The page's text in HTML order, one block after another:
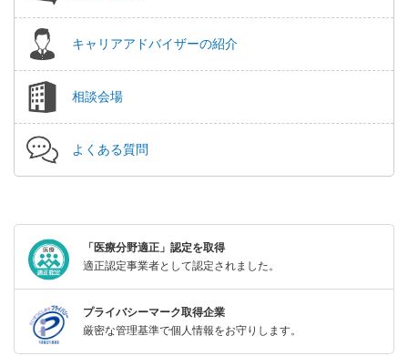
キャリアアドバイザーの紹介
相談会場
よくある質問
「医療分野適正」認定を取得
適正認定事業者として認定されました。
プライバシーマーク取得企業
厳密な管理基準で個人情報をお守りします。